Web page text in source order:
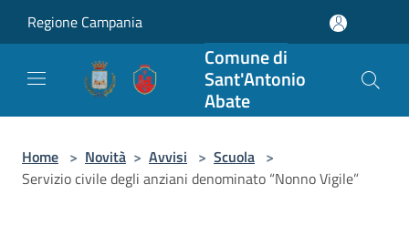
Regione Campania
Comune di
Sant'Antonio
Abate
Home > Novità > Avvisi > Scuola >
Servizio civile degli anziani denominato “Nonno Vigile”